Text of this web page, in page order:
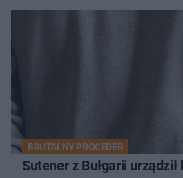
BRUTALNY PROCEDER
Sutener z Bułgarii